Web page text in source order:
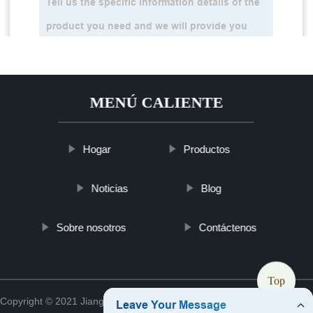
MENÚ CALIENTE
Hogar Productos
Noticias Blog
Sobre nosotros Contáctenos
Copyright © 2021 Jiangsu ykslmedappliance Medical Co., Ltd. Sitemap
Top